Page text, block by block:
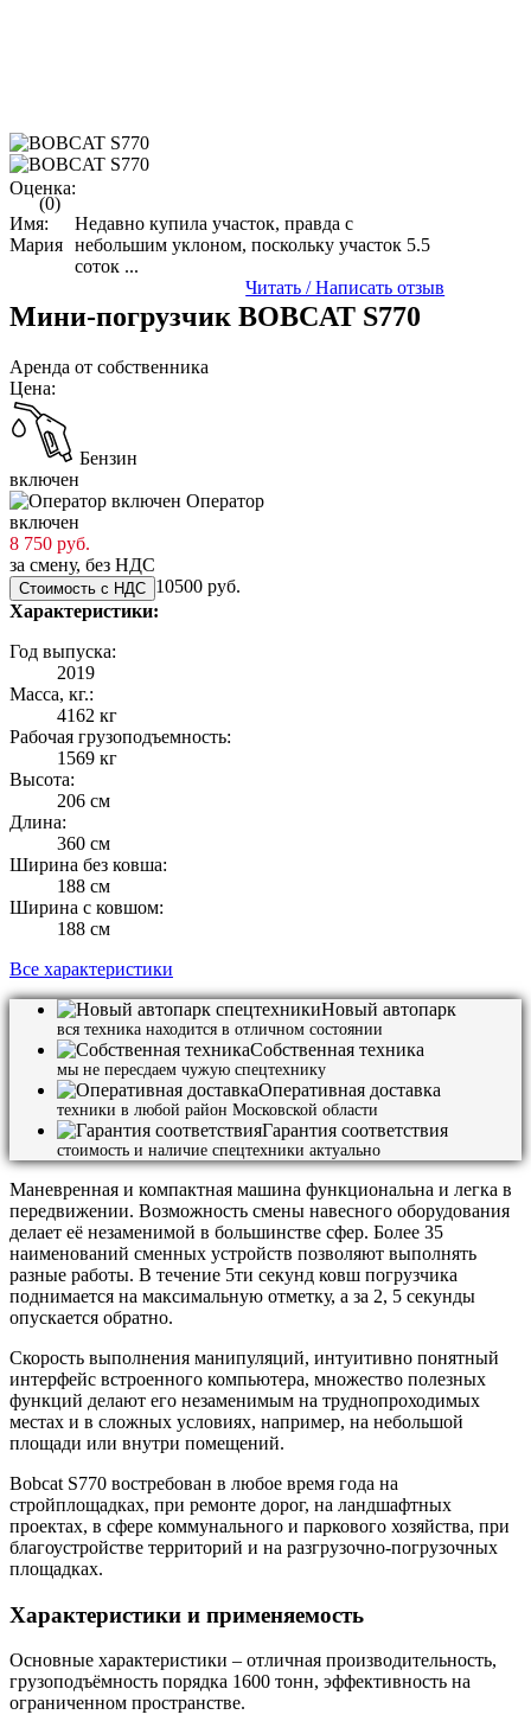
Оценка:
(0)
Имя:
Мария
Недавно купила участок, правда с
небольшим уклоном, поскольку участок 5.5
соток ...
Читать / Написать отзыв
Мини-погрузчик BOBCAT S770
Аренда от собственника
Цена:
Бензин
включен
Оператор
включен
8 750 руб.
за смену, без НДС
Стоимость с НДС 10500 руб.
Характеристики:
Год выпуска:
2019
Масса, кг.:
4162 кг
Рабочая грузоподъемность:
1569 кг
Высота:
206 см
Длина:
360 см
Ширина без ковша:
188 см
Ширина с ковшом:
188 см
Все характеристики
Новый автопарк
вся техника находится в отличном состоянии
Собственная техника
мы не пересдаем чужую спецтехнику
Оперативная доставка
техники в любой район Московской области
Гарантия соответствия
стоимость и наличие спецтехники актуально
Маневренная и компактная машина функциональна и легка в
передвижении. Возможность смены навесного оборудования
делает её незаменимой в большинстве сфер. Более 35
наименований сменных устройств позволяют выполнять
разные работы. В течение 5ти секунд ковш погрузчика
поднимается на максимальную отметку, а за 2, 5 секунды
опускается обратно.
Скорость выполнения манипуляций, интуитивно понятный
интерфейс встроенного компьютера, множество полезных
функций делают его незаменимым на труднопроходимых
местах и в сложных условиях, например, на небольшой
площади или внутри помещений.
Bobcat S770 востребован в любое время года на
стройплощадках, при ремонте дорог, на ландшафтных
проектах, в сфере коммунального и паркового хозяйства, при
благоустройстве территорий и на разгрузочно-погрузочных
площадках.
Характеристики и применяемость
Основные характеристики – отличная производительность,
грузоподъёмность порядка 1600 тонн, эффективность на
ограниченном пространстве.